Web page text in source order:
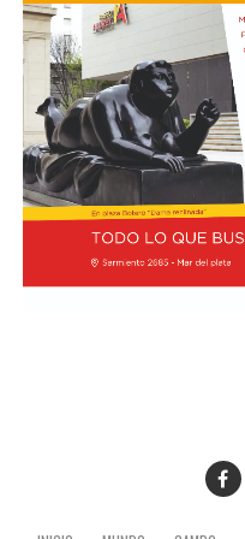
circuitos”, a cargo de
taller práctico de arte,
finalizar cada
terminada. Es una
materiales) destinada a
Los participantes
acompañados por una
asistentes $12.000 y
entradas están
viernes de 14 a 19.
de entre 3 y 7 años
imaginación y